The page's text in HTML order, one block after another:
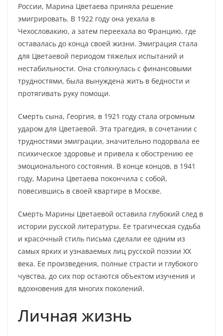
России, Марина Цветаева приняла решение
эмигрировать. В 1922 году она уехала в
Чехословакию, а затем переехала во Францию, где
оставалась до конца своей жизни. Эмиграция стала
для Цветаевой периодом тяжелых испытаний и
нестабильности. Она столкнулась с финансовыми
трудностями, была вынуждена жить в бедности и
протягивать руку помощи.
Смерть сына, Георгия, в 1921 году стала огромным
ударом для Цветаевой. Эта трагедия, в сочетании с
трудностями эмиграции, значительно подорвала ее
психическое здоровье и привела к обострению ее
эмоционального состояния. В конце концов, в 1941
году, Марина Цветаева покончила с собой,
повесившись в своей квартире в Москве.
Смерть Марины Цветаевой оставила глубокий след в
истории русской литературы. Ее трагическая судьба
и красочный стиль письма сделали ее одним из
самых ярких и узнаваемых лиц русской поэзии XX
века. Ее произведения, полные страсти и глубокого
чувства, до сих пор остаются объектом изучения и
вдохновения для многих поколений.
Личная жизнь